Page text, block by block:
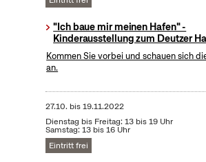
"Ich baue mir meinen Hafen" -
Kinderausstellung zum Deutzer
Kommen Sie vorbei und schauen sich
an.
27.10. bis19.11.2022
Dienstag bis Freitag: 13 bis 19 Uhr
Samstag: 13 bis 16 Uhr
Eintritt frei